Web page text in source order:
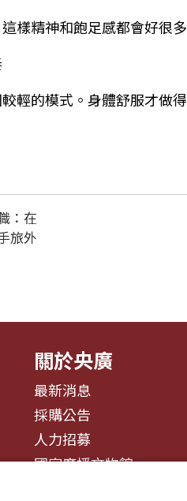
樣精神和飽足感都會好很多
輕的模式。身體舒服才做
：在
旅外
關於央廣
最新消息
採購公告
人力招募
國家廣播文物館